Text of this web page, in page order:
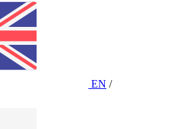
EN /